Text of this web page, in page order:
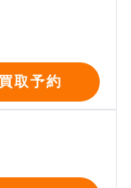
買取予約